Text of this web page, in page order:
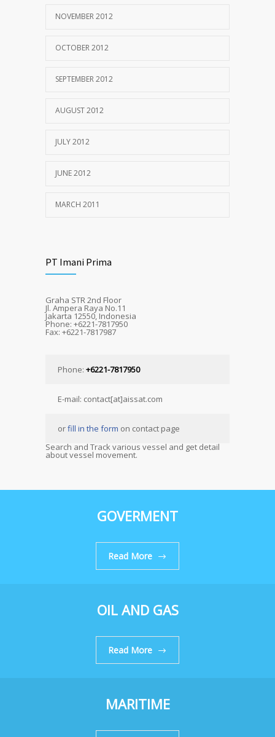
NOVEMBER 2012
OCTOBER 2012
SEPTEMBER 2012
AUGUST 2012
JULY 2012
JUNE 2012
MARCH 2011
PT Imani Prima
Graha STR 2nd Floor
Jl. Ampera Raya No.11
Jakarta 12550, Indonesia
Phone: +6221-7817950
Fax: +6221-7817987
Phone: +6221-7817950
E-mail: contact[at]aissat.com
orfill in the form on contact page
Search and Track various vessel and get detail
about vessel movement.
GOVERMENT
Read More
OIL AND GAS
Read More
MARITIME